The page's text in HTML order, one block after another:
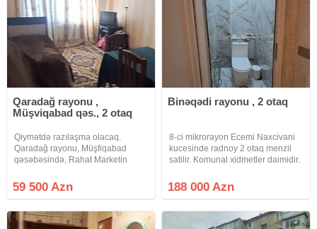
Qaradağ rayonu ,
Müşviqabad qəs., 2 otaq
Qiymətdə razılaşma olacaq.
Qaradağ rayonu, Müşfiqabad
qəsəbəsində, Rahat Marketin
yerləşən Leninqrad layihəli 9
mərtəbəli binanın 9-cu
m² sahəsi olan
59 500 Azn
Binəqədi rayonu , 2 otaq
8-ci mikrorayon Ecemi Naxcivani
kucesinde radnoy 2 otaq menzil
satilir. Komunal xidmetler daimidir.
hem yuk lifti hem sernisin lifti var.
Binanin qarsisinda 276 nomreli
188 000 Azn